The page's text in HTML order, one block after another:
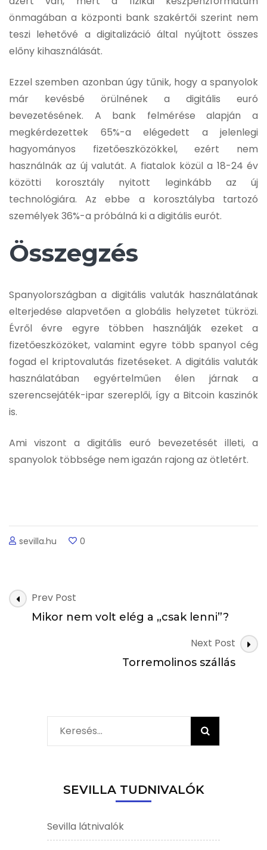
önmagában a központi bank szakértői szerint nem
teszi lehetővé a digitalizáció által nyújtott összes
előny kihasználását.
Ezzel szemben azonban úgy tűnik, hogy a spanyolok
már kevésbé örülnének a digitális euró
bevezetésének. A bank felmérése alapján a
megkérdezettek 65%-a elégedett a jelenlegi
hagyományos fizetőeszközökkel, ezért nem
használnák az új valutát. A fiatalok közül a 18-24 év
közötti korosztály nyitott leginkább az új
technológiára. Az ebbe a korosztályba tartozó
személyek 36%-a próbálná ki a digitális eurót.
Összegzés
Spanyolországban a digitális valuták használatának
elterjedése alapvetően a globális helyzetet tükrözi.
Évről évre egyre többen használják ezeket a
fizetőeszközöket, valamint egyre több spanyol cég
fogad el kriptovalutás fizetéseket. A digitális valuták
használatában egyértelműen élen járnak a
szerencsejáték-ipar szereplői, így a Bitcoin kaszinók
is.
Ami viszont a digitális euró bevezetését illeti, a
spanyolok többsége nem igazán rajong az ötletért.
sevilla.hu 0
Post
Navigation
Prev Post
Mikor nem volt elég a „csak lenni”?
Next Post
Torremolinos szállás
Keresés:
SEVILLA TUDNIVALÓK
Sevilla látnivalók